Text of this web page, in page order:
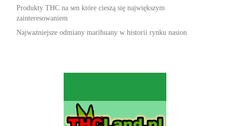
Produkty THC na sen które cieszą się największym
zainteresowaniem
Najważniejsze odmiany marihuany w historii rynku nasion